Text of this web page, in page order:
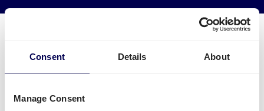
Consent Details About
Manage Consent
Was muss ich für eine Palettensendung
zu Amazon EMA2 beachten?